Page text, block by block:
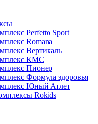
Perfetto Sport
Romana
Вертикаль
КМС
Пионер
Формула здоровья
Юный Атлет
Rokids